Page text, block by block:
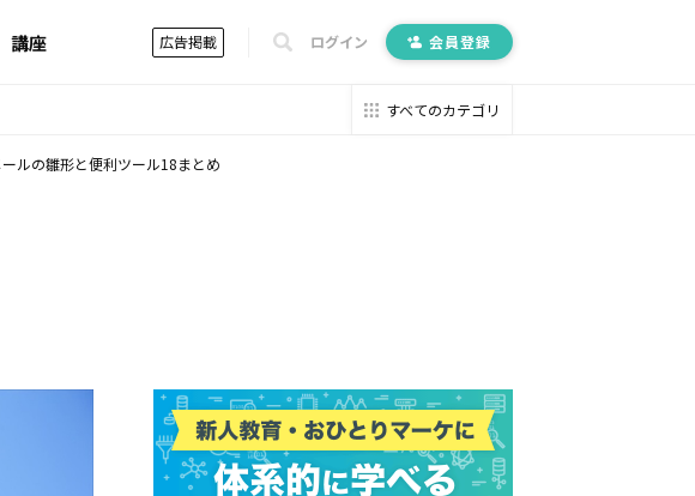
講座 広告掲載 ログイン 会員登録
すべてのカテゴリ
ルの雛形と便利ツール18まとめ